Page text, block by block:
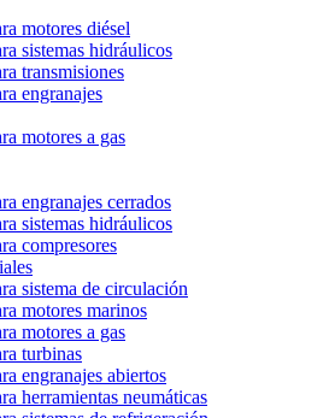
motores diésel
sistemas hidráulicos
transmisiones
engranajes
motores a gas
engranajes cerrados
sistemas hidráulicos
compresores
sistema de circulación
motores marinos
motores a gas
turbinas
engranajes abiertos
herramientas neumáticas